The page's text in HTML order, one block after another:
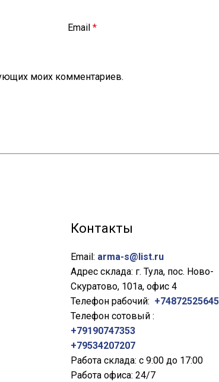
Email *
моих комментариев.
Контакты
Email: arma-s@list.ru
Адрес склада: г. Тула, пос. Ново-
Скуратово, 101а, офис 4
Телефон рабочий: +74872525645
Телефон сотовый :
+79190747353
+79534207207
Работа склада: с 9:00 до 17:00
Работа офиса: 24/7